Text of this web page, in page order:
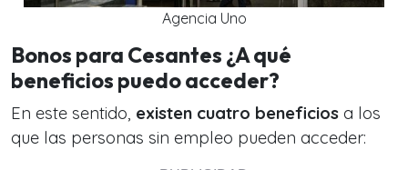
Agencia Uno
Bonos para Cesantes ¿A qué
beneficios puedo acceder?
En este sentido, existen cuatro beneficios a los
que las personas sin empleo pueden acceder: